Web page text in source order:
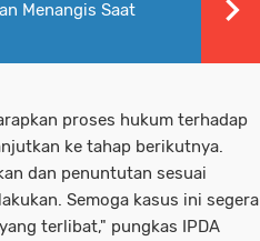
Menangis Saat
proses hukum terhadap
ke tahap berikutnya.
dan penuntutan sesuai
Semoga kasus ini segera
terlibat," pungkas IPDA